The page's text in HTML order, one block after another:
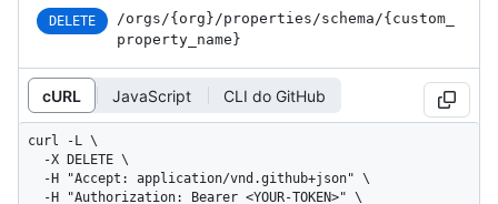
DELETE /orgs/{org}/properties/schema/{custom_
property_ name}
cURL JavaScript CLI do GitHub
curl -L \